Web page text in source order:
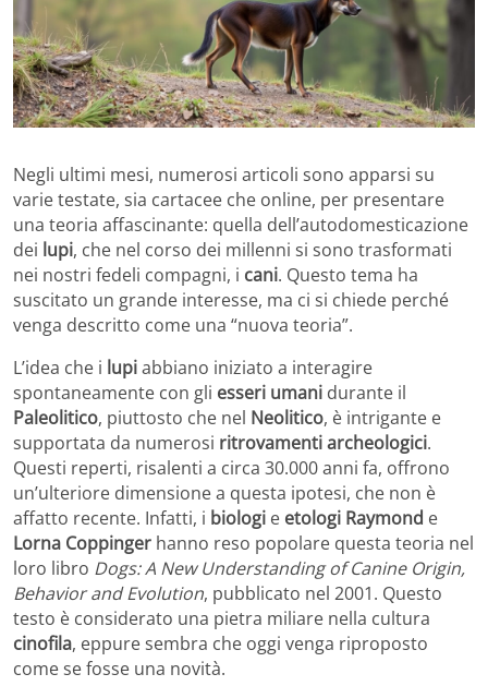
Negli ultimi mesi, numerosi articoli sono apparsi su
varie testate, sia cartacee che online, per presentare
una teoria affascinante: quella dell’autodomesticazione
dei lupi, che nel corso dei millenni si sono trasformati
nei nostri fedeli compagni, i cani. Questo tema ha
suscitato un grande interesse, ma ci si chiede perché
venga descritto come una “nuova teoria”.
L’idea che i lupiabbiano iniziato a interagire
spontaneamente con gli esseri umani durante il
Paleolitico, piuttosto che nel Neolitico, è intrigante e
supportata da numerosi ritrovamenti archeologici.
Questi reperti, risalenti a circa 30.000 anni fa, offrono
un’ulteriore dimensione a questa ipotesi, che non è
affatto recente. Infatti, i biologi e etologi Raymond e
Lorna Coppinger hanno reso popolare questa teoria nel
loro libro Dogs: A New Understanding of Canine Origin,
Behavior and Evolution, pubblicato nel 2001. Questo
testo è considerato una pietra miliare nella cultura
cinofila, eppure sembra che oggi venga riproposto
come se fosse una novità.